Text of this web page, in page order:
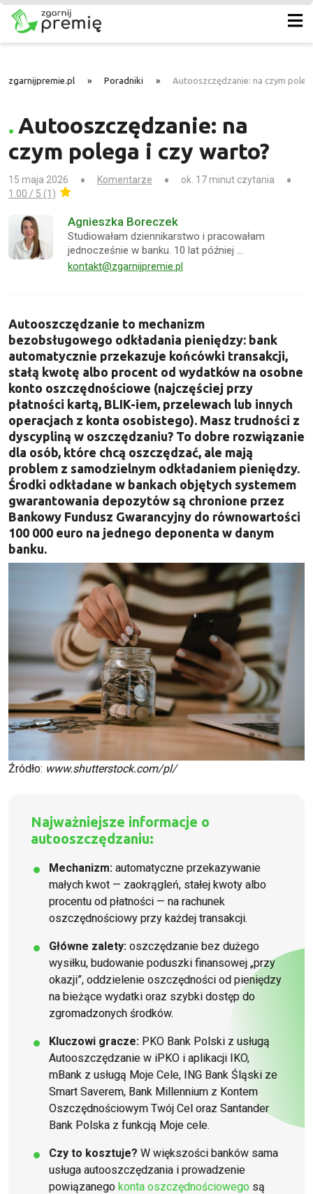
zgarnijpremie.pl » Poradniki » Autooszczędzanie: na czym
Autooszczędzanie: na
czym polega i czy warto?
15 maja 2026 Komentarze
ok. 17 minut czytania
1.00 / 5 (1)
Agnieszka Boreczek
Studiowałam dziennikarstwo i pracowałam
jednocześnie w banku. 10 lat później …
kontakt@zgarnijpremie.pl
Autooszczędzanie to mechanizm
bezobsługowego odkładania pieniędzy: bank
automatycznie przekazuje końcówki transakcji,
stałą kwotę albo procent od wydatków na osobne
konto oszczędnościowe (najczęściej przy
płatności kartą, BLIK-iem, przelewach lub innych
operacjach z konta osobistego). Masz trudności z
dyscypliną w oszczędzaniu? To dobre rozwiązanie
dla osób, które chcą oszczędzać, ale mają
problem z samodzielnym odkładaniem pieniędzy.
Środki odkładane w bankach objętych systemem
gwarantowania depozytów są chronione przez
Bankowy Fundusz Gwarancyjny do równowartości
100 000 euro na jednego deponenta w danym
banku.
Źródło: www.shutterstock.com/pl/
Najważniejsze informacje o
autooszczędzaniu:
Mechanizm: automatyczne przekazywanie
małych kwot — zaokrągleń, stałej kwoty albo
procentu od płatności — na rachunek
oszczędnościowy przy każdej transakcji.
Główne zalety: oszczędzanie bez dużego
wysiłku, budowanie poduszki finansowej „przy
okazji”, oddzielenie oszczędności od pieniędzy
na bieżące wydatki oraz szybki dostęp do
zgromadzonych środków.
Kluczowi gracze: PKO Bank Polski z usługą
Autooszczędzanie w iPKO i aplikacji IKO,
mBank z usługą Moje Cele, ING Bank Śląski ze
Smart Saverem, Bank Millennium z Kontem
Oszczędnościowym Twój Cel oraz Santander
Bank Polska z funkcją Moje cele.
Czy to kosztuje? W większości banków sama
usługa autooszczędzania i prowadzenie
powiązanego konta oszczędnościowego są